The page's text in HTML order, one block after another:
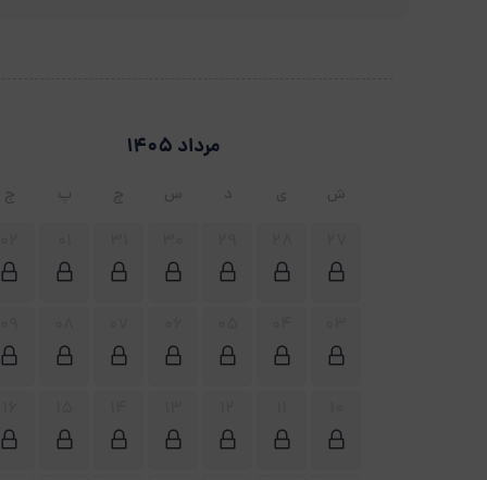
مرداد 1405
ش ی د س چ پ ج